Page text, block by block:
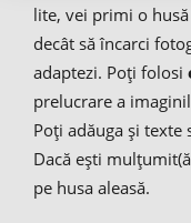
lite, vei primi o
decât să încarci
adaptezi. Poți folosi
prelucrare a
Poți adăuga și texte
Dacă ești
pe husa aleasă.